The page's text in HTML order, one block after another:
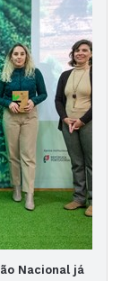
Nacional já